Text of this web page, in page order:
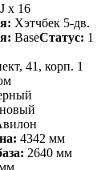
x 16
Хэтчбек 5-дв.
BaseСтатус: 1
41, корп. 1
4342 мм
2640 мм